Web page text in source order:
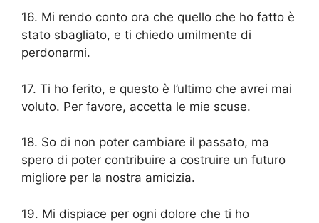
16. Mi rendo conto ora che quello che ho fatto è
stato sbagliato, e ti chiedo umilmente di
perdonarmi.
17. Ti ho ferito, e questo è l’ultimo che avrei mai
voluto. Per favore, accetta le mie scuse.
18. So di non poter cambiare il passato, ma
spero di poter contribuire a costruire un futuro
migliore per la nostra amicizia.
19. Mi dispiace per ogni dolore che ti ho